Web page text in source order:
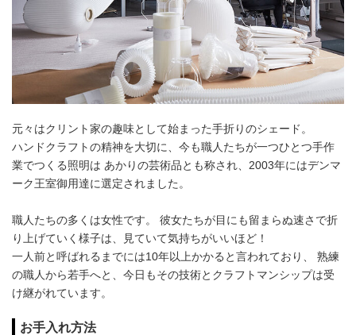
元々はクリント家の趣味として始まった手折りのシェード。
ハンドクラフトの精神を大切に、今も職人たちが一つひとつ手作
業でつくる照明は あかりの芸術品とも称され、2003年にはデンマ
ーク王室御用達に選定されました。
職人たちの多くは女性です。 彼女たちが目にも留まらぬ速さで折
り上げていく様子は、見ていて気持ちがいいほど！
一人前と呼ばれるまでには10年以上かかると言われており、 熟練
の職人から若手へと、今日もその技術とクラフトマンシップは受
け継がれています。
お手入れ方法